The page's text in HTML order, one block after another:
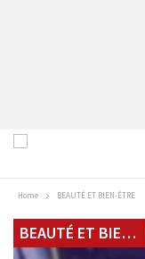
Home BEAUTÉ ET BIEN-ÊTRE
BEAUTÉ ET BIEN-ÊTRE